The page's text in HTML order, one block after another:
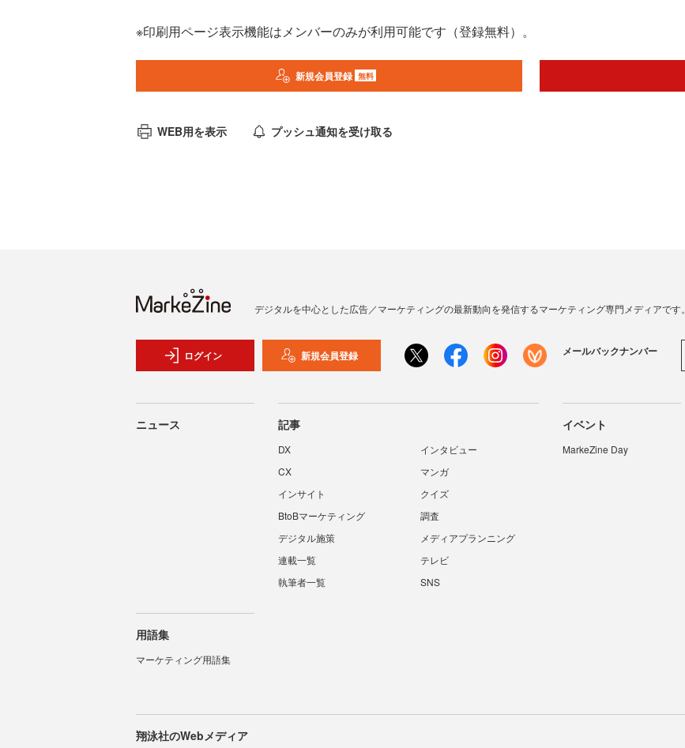
※印刷用ページ表示機能はメンバーのみが利用可能です（登録無料）。
新規会員登録 無料
WEB用を表示 プッシュ通知を受け取る
デジタルを中心とした広告／マーケティングの最新動向を発信するマーケティング専門メディアです。
ログイン 新規会員登録 メールバックナンバー
ニュース 記事
DX
インタビュー
CX
マンガ
インサイト
クイズ
BtoBマーケティング
調査
デジタル施策
メディアプランニング
連載一覧
テレビ
執筆者一覧
SNS
イベント
MarkeZine Day
用語集
マーケティング用語集
翔泳社のWebメディア